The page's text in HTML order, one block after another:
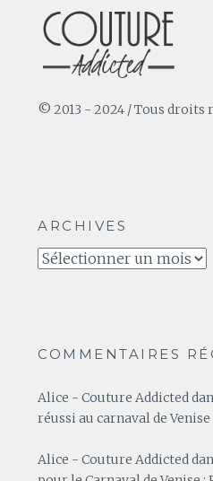
© 2013 - 2024 / Tous droits
ARCHIVES
Archives
COMMENTAIRES
Alice - Couture Addicted
réussi au carnaval de Venise
Alice - Couture Addicted